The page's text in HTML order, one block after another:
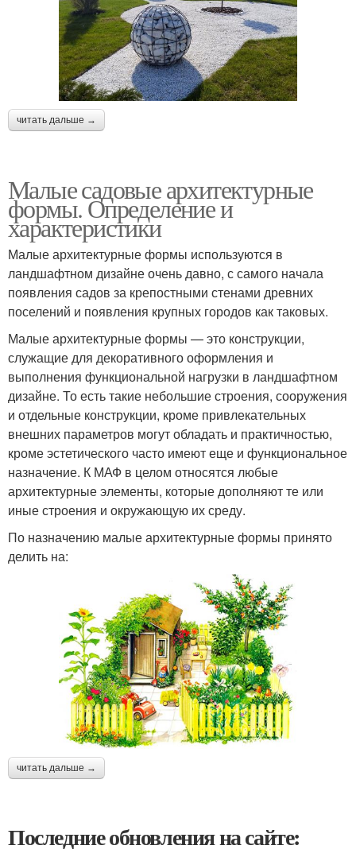
читать дальше →
Малые садовые архитектурные
формы. Определение и
характеристики
Малые архитектурные формы используются в
ландшафтном дизайне очень давно, с самого начала
появления садов за крепостными стенами древних
поселений и появления крупных городов как таковых.
Малые архитектурные формы — это конструкции,
служащие для декоративного оформления и
выполнения функциональной нагрузки в ландшафтном
дизайне. То есть такие небольшие строения, сооружения
и отдельные конструкции, кроме привлекательных
внешних параметров могут обладать и практичностью,
кроме эстетического часто имеют еще и функциональное
назначение. К МАФ в целом относятся любые
архитектурные элементы, которые дополняют те или
иные строения и окружающую их среду.
По назначению малые архитектурные формы принято
делить на:
читать дальше →
Последние обновления на сайте: